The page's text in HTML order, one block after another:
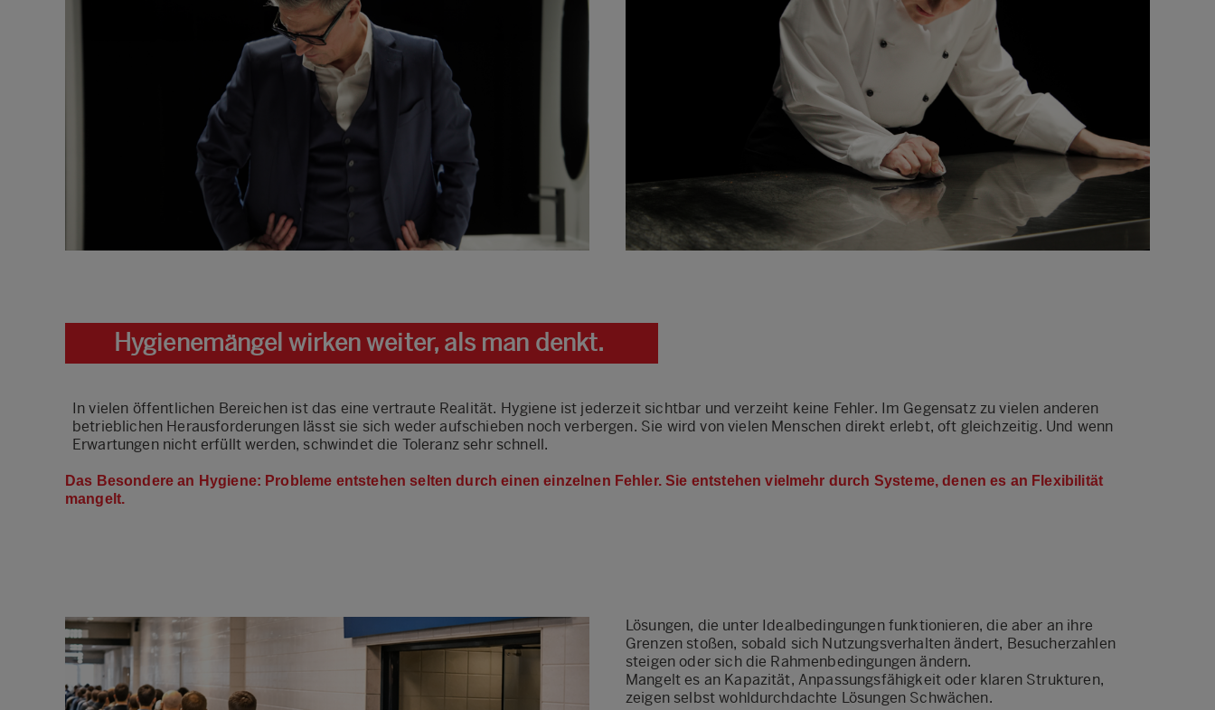
Hygienemängel wirken weiter, als man denkt.
In vielen öffentlichen Bereichen ist das eine vertraute Realität. Hygiene ist jederzeit sichtbar und verzeiht keine Fehler. Im Gegensatz zu vielen anderen
betrieblichen Herausforderungen lässt sie sich weder aufschieben noch verbergen. Sie wird von vielen Menschen direkt erlebt, oft gleichzeitig. Und wenn
Erwartungen nicht erfüllt werden, schwindet die Toleranz sehr schnell.
Das Besondere an Hygiene: Probleme entstehen selten durch einen einzelnen Fehler. Sie entstehen vielmehr durch Systeme, denen es an Flexibilität
mangelt.
Lösungen, die unter Idealbedingungen funktionieren, die aber an ihre
Grenzen stoßen, sobald sich Nutzungsverhalten ändert, Besucherzahlen
steigen oder sich die Rahmenbedingungen ändern.
Mangelt es an Kapazität, Anpassungsfähigkeit oder klaren Strukturen,
zeigen selbst wohldurchdachte Lösungen Schwächen.